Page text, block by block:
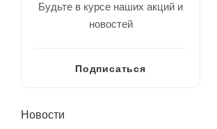
Будьте в курсе наших акций и
новостей
Подписаться
Новости